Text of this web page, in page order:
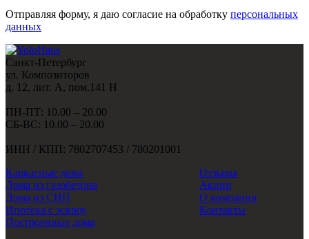
Отправляя форму, я даю согласие на обработку персональных
данных
Санкт-Петербург
ул. Композиторов
д. 12, лит. А, пом.141 Н
ПН-ПТ: 10.00 – 20.00
СБ-ВС: 10.00 – 20.00
ИНН / КПП: 7802707453 / 780201001
Каркасные дома
Дома из газобетона
Дома из СИП
Ипотека с эскроу
Построенные дома
Отзывы
Акции
О компании
Контакты